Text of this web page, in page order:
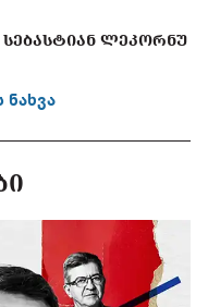
ᲚᲔᲙᲝᲠᲜᲣ
ნახვა